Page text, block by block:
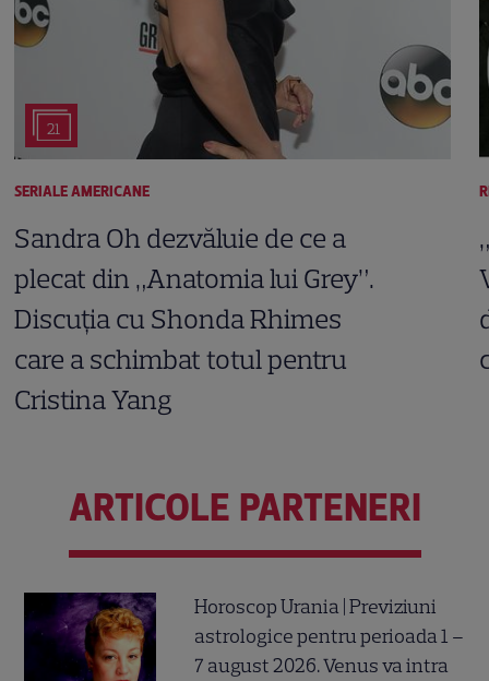
21
SERIALE AMERICANE
Sandra Oh dezvăluie de ce a
plecat din „Anatomia lui Grey”.
Discuția cu Shonda Rhimes
care a schimbat totul pentru
Cristina Yang
ARTICOLE PARTENERI
Horoscop Urania | Previziuni
astrologice pentru perioada 1 –
7 august 2026. Venus va intra